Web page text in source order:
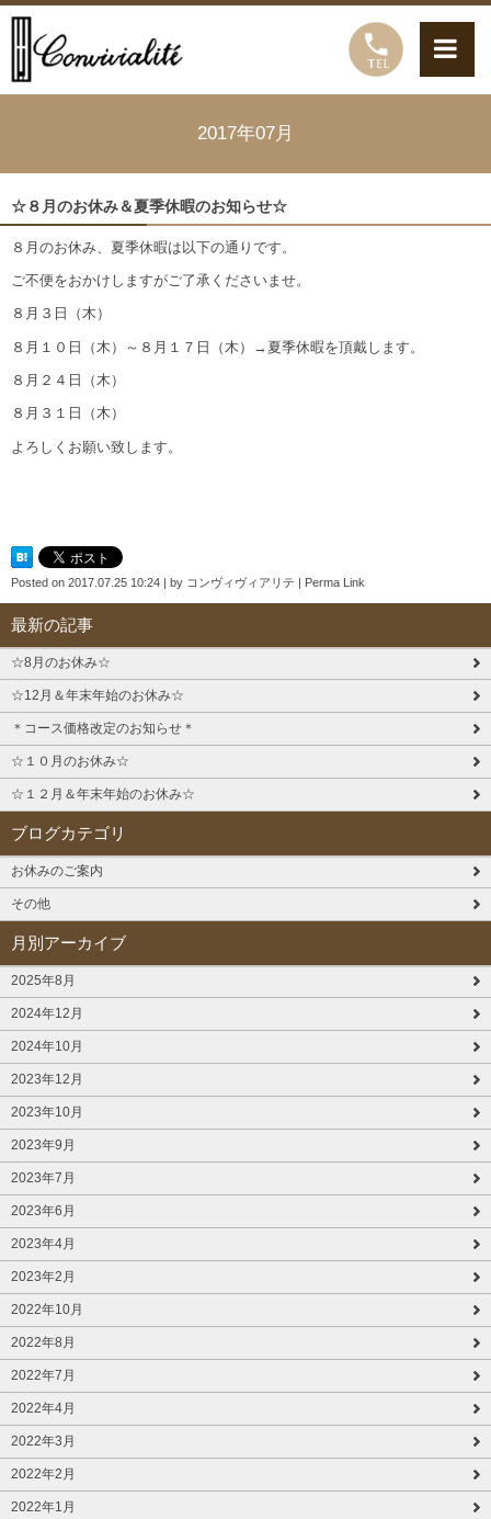
2017年07月
☆８月のお休み＆夏季休暇のお知らせ☆
８月のお休み、夏季休暇は以下の通りです。
ご不便をおかけしますがご了承くださいませ。
８月３日（木）
８月１０日（木）～８月１７日（木）→夏季休暇を頂戴します。
８月２４日（木）
８月３１日（木）
よろしくお願い致します。
Posted on 2017.07.25 10:24 by コンヴィヴィアリテ Perma Link
最新の記事
☆8月のお休み☆
☆12月＆年末年始のお休み☆
＊コース価格改定のお知らせ＊
☆１０月のお休み☆
☆１２月＆年末年始のお休み☆
ブログカテゴリ
お休みのご案内
その他
月別アーカイブ
2025年8月
2024年12月
2024年10月
2023年12月
2023年10月
2023年9月
2023年7月
2023年6月
2023年4月
2023年2月
2022年10月
2022年8月
2022年7月
2022年4月
2022年3月
2022年2月
2022年1月